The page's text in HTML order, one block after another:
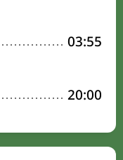
03:55
20:00